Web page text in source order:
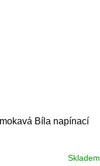
Bíla napínací
Skladem